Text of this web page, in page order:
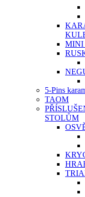
MINI
5-Pins
TAOM
STOLŮM